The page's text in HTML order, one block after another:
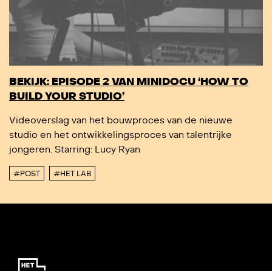
BEKIJK: EPISODE 2 VAN MINIDOCU ‘HOW TO
BUILD YOUR STUDIO’
Videoverslag van het bouwproces van de nieuwe
studio en het ontwikkelingsproces van talentrijke
jongeren. Starring: Lucy Ryan
#POST #HET LAB